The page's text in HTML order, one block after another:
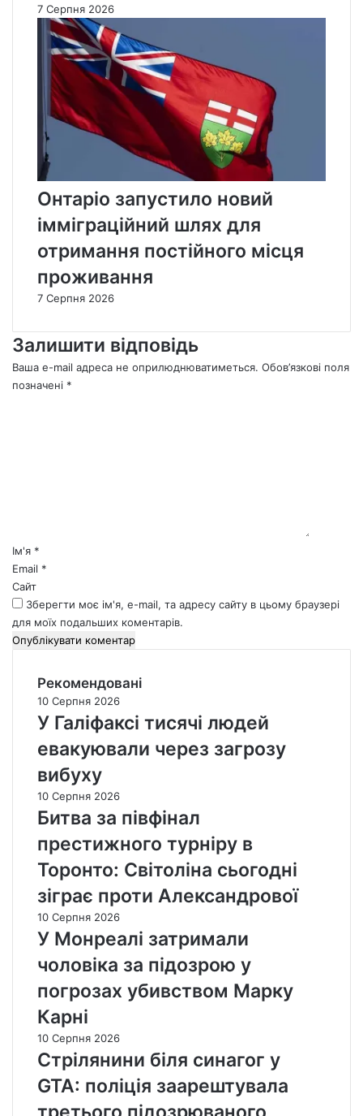
7 Серпня 2026
Онтаріо запустило новий
імміграційний шлях для
отримання постійного місця
проживання
7 Серпня 2026
Залишити відповідь
Ваша e-mail адреса не оприлюднюватиметься. Обов’язкові поля
позначені *
*Ім'я *
Email *
Сайт
Зберегти моє ім'я, e-mail, та адресу сайту в цьому браузері
для моїх подальших коментарів.
Рекомендовані
10 Серпня 2026
У Галіфаксі тисячі людей
евакуювали через загрозу
вибуху
10 Серпня 2026
Битва за півфінал
престижного турніру в
Торонто: Світоліна сьогодні
зіграє проти Александрової
10 Серпня 2026
У Монреалі затримали
чоловіка за підозрою у
погрозах убивством Марку
Карні
10 Серпня 2026
Стрілянини біля синагог у
GTA: поліція заарештувала